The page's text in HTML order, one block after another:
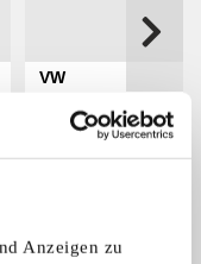
Anzeigen zu
VW
te ...